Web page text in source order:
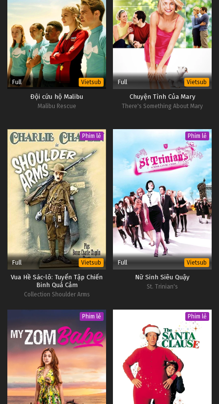
Full Vietsub
Đội cứu hộ Malibu
Malibu Rescue
Full Vietsub
Chuyện Tình Của Mary
There's Something About Mary
Phim lẻ
Full Vietsub
Vua Hề Sác-lô: Tuyển Tập Chiến
Binh Quả Cảm
Collection Shoulder Arms
Phim lẻ
Full Vietsub
Nữ Sinh Siêu Quậy
St. Trinian's
Phim lẻ Phim lẻ